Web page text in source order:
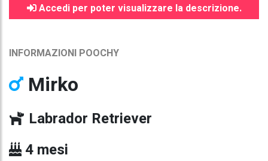
Accedi per poter visualizzare la descrizione.
INFORMAZIONI POOCHY
Mirko
Labrador Retriever
4 mesi